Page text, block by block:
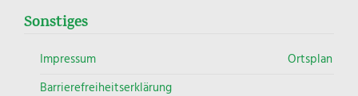
Sonstiges
Impressum
Ortsplan
Barrierefreiheitserklärung